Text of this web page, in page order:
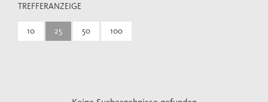
TREFFERANZEIGE
10 25 50 100